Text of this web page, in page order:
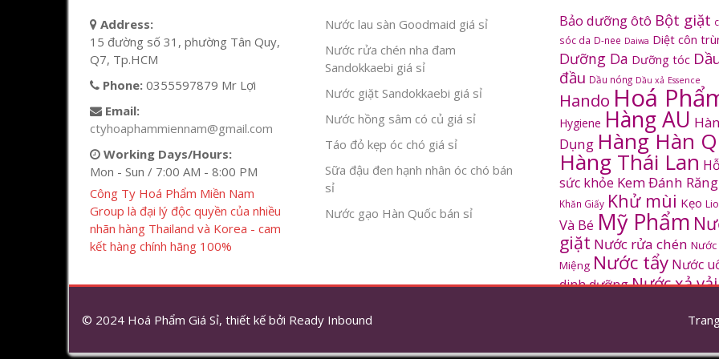
Address:
15 đường số 31, phường Tân Quy,
Q7, Tp.HCM
Phone: 0355597879 Mr Lợi
Email:
ctyhoaphammiennam@gmail.com
Working Days/Hours:
Mon - Sun / 7:00 AM - 8:00 PM
Công Ty Hoá Phẩm Miền Nam
Group là đại lý độc quyền của nhiều
nhãn hàng Thailand và Korea - cam
kết hàng chính hãng 100%
Nước lau sàn Goodmaid giá sỉ
Nước rửa chén nha đam
Sandokkaebi giá sỉ
Nước giặt Sandokkaebi giá sỉ
Nước hồng sâm có củ giá sỉ
Táo đỏ kẹp óc chó giá sỉ
Sữa đậu đen hạnh nhân óc chó bán
sỉ
Nước gạo Hàn Quốc bán sỉ
Bảo dưỡng ôtô Bột giặt
sóc da D-nee Daiwa Diệt côn
Dưỡng Da Dưỡng tóc
đầu Dầu nóng Dầu xả Essence
Hando Hoá
Hygiene Hàng AU
Dụng Hàng Hàn
Hàng Thái Lan
sức khỏe Kem Đánh Răng
Khăn Giấy Khử mùi Kẹo
Và Bé Mỹ Phẩm
giặt Nước rửa chén Nước
Miệng Nước tẩy Nước
dinh dưỡngNước xả vải
Sâm Hàn Quốc
© 2024 Hoá Phẩm Giá Sỉ, thiết kế bởi Ready Inbound